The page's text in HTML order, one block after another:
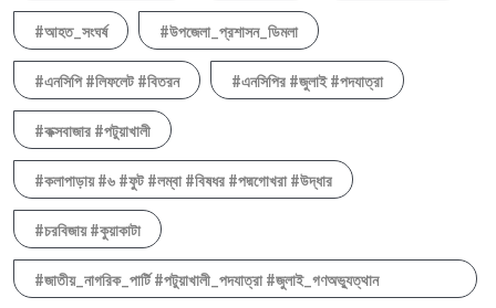
#আহত_সংঘর্ষ #উপজেলা_প্রশাসন_ডিমলা
#এনসিপি #লিফলেট #বিতরন #এনসিপির #জুলাই #পদযাত্রা
#কক্সবাজার #পটুয়াখালী
#কলাপাড়ায় #৬ #ফুট #লম্বা #বিষধর #পদ্মগোখরা #উদ্ধার
#চরবিজায় #কুয়াকাটা
#জাতীয়_নাগরিক_পার্টি #পটুয়াখালী_পদযাত্রা #জুলাই_গণঅভ্যুত্থান